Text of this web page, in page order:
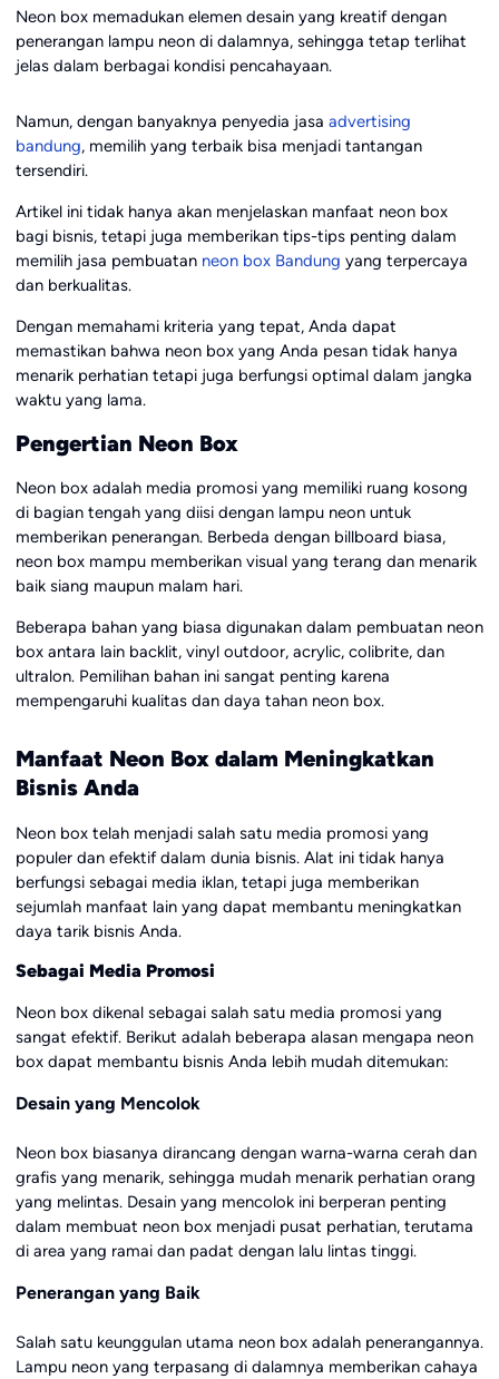
Neon box memadukan elemen desain yang kreatif dengan
penerangan lampu neon di dalamnya, sehingga tetap terlihat
jelas dalam berbagai kondisi pencahayaan.
Namun, dengan banyaknya penyedia jasa advertising
bandung, memilih yang terbaik bisa menjadi tantangan
tersendiri.
Artikel ini tidak hanya akan menjelaskan manfaat neon box
bagi bisnis, tetapi juga memberikan tips-tips penting dalam
memilih jasa pembuatan neon box Bandung yang terpercaya
dan berkualitas.
Dengan memahami kriteria yang tepat, Anda dapat
memastikan bahwa neon box yang Anda pesan tidak hanya
menarik perhatian tetapi juga berfungsi optimal dalam jangka
waktu yang lama.
Pengertian Neon Box
Neon box adalah media promosi yang memiliki ruang kosong
di bagian tengah yang diisi dengan lampu neon untuk
memberikan penerangan. Berbeda dengan billboard biasa,
neon box mampu memberikan visual yang terang dan menarik
baik siang maupun malam hari.
Beberapa bahan yang biasa digunakan dalam pembuatan neon
box antara lain backlit, vinyl outdoor, acrylic, colibrite, dan
ultralon. Pemilihan bahan ini sangat penting karena
mempengaruhi kualitas dan daya tahan neon box.
Manfaat Neon Box dalam Meningkatkan
Bisnis Anda
Neon box telah menjadi salah satu media promosi yang
populer dan efektif dalam dunia bisnis. Alat ini tidak hanya
berfungsi sebagai media iklan, tetapi juga memberikan
sejumlah manfaat lain yang dapat membantu meningkatkan
daya tarik bisnis Anda.
Sebagai Media Promosi
Neon box dikenal sebagai salah satu media promosi yang
sangat efektif. Berikut adalah beberapa alasan mengapa neon
box dapat membantu bisnis Anda lebih mudah ditemukan:
Desain yang Mencolok
Neon box biasanya dirancang dengan warna-warna cerah dan
grafis yang menarik, sehingga mudah menarik perhatian orang
yang melintas. Desain yang mencolok ini berperan penting
dalam membuat neon box menjadi pusat perhatian, terutama
di area yang ramai dan padat dengan lalu lintas tinggi.
Penerangan yang Baik
Salah satu keunggulan utama neon box adalah penerangannya.
Lampu neon yang terpasang di dalamnya memberikan cahaya